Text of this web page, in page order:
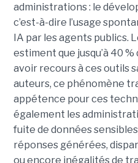
administrations : le
c’est-à-dire l’usage
IA par les agents publics.
estiment que jusqu’à 40
avoir recours à ces outils
auteurs, ce phénomène
appétence pour ces
également les
fuite de données
réponses générées,
ou encore inégalités de